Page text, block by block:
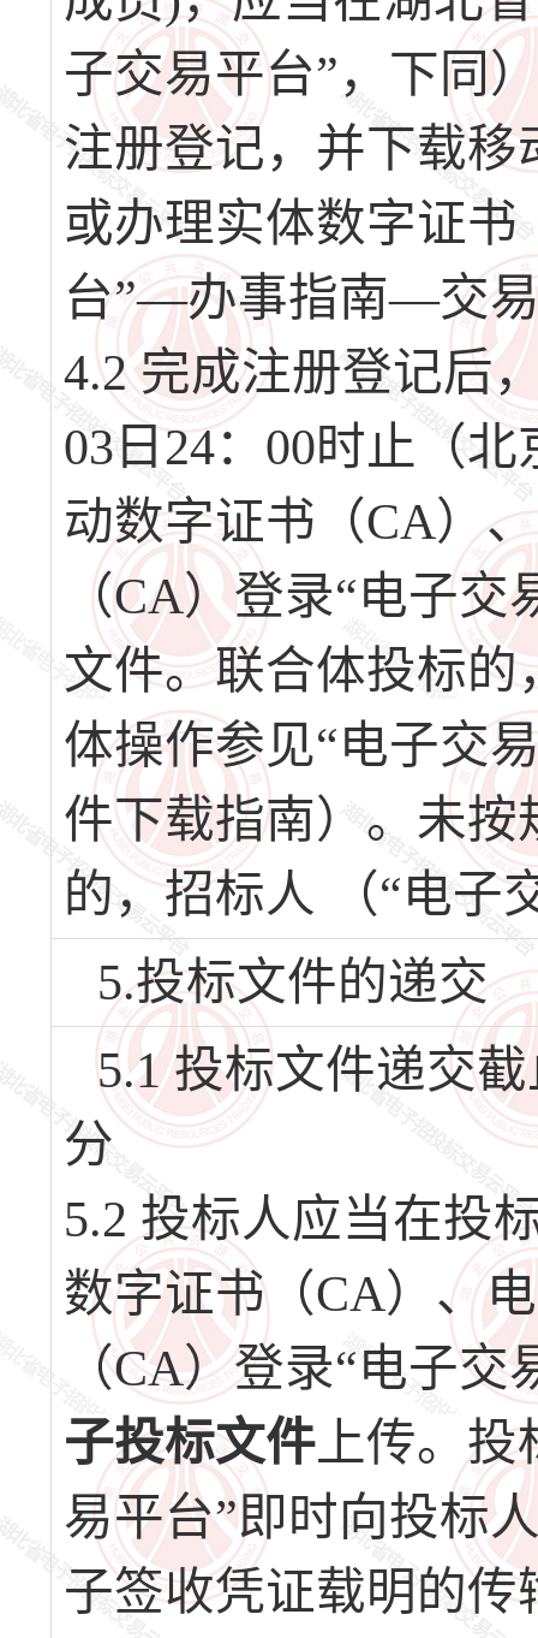
子交易平台”，下同
注册登记，并下载
或办理实体数字证
台”—办事指南—交
4.2 完成注册登记后
03日24：00时止（
动数字证书（CA）
（CA）登录“电子
文件。联合体投标
体操作参见“电子交
件下载指南）。未按
的，招标人 （“电子
5.投标文件的递交
5.1 投标文件递交
分
5.2 投标人应当在投
数字证书（CA）、
（CA）登录“电子
子投标文件 上传。
易平台”即时向投标
子签收凭证载明的